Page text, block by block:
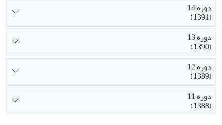
دوره 14
(1391)
دوره 13
(1390)
دوره 12
(1389)
دوره 11
(1388)